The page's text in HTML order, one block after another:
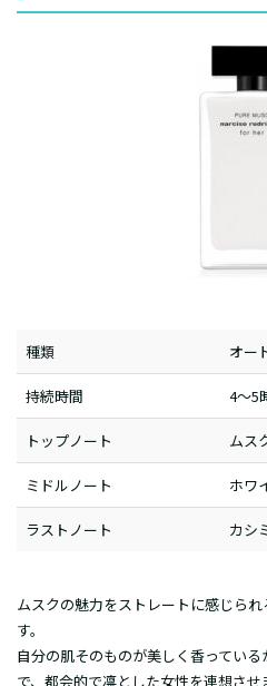
種類 オー
持続時間 4～5
トップノート ムス
ミドルノート ホワ
ラストノート カシ
ムスクの魅力をストレートに感じら
す。
自分の肌そのものが美しく香ってい
で、都会的で凛とした女性を連想させ